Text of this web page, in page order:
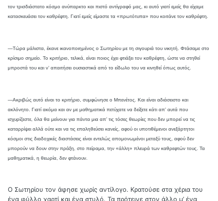
τον τρισδιάστατο κόσμο ανύπαρκτο και πιστό αντίγραφό μας, κι αυτό γιατί εμείς θα είχαμε
κατασκευάσει τον καθρέφτη. Γιατί εμείς είμαστε τα «πρωτότυπα» που κοιτάνε τον καθρέφτη.
—Τώρα μάλιστα, έκανε ικανοποιημένος ο Σωτηρίου με τη σιγουριά του νικητή. Φτάσαμε στο
κρίσιμο σημείο. Το κριτήριο, τελικά, είναι ποιος έχει φτιάξει τον καθρέφτη, ώστε να στηθεί
μπροστά του και ν’ απαιτήσει ουσιαστικά από το είδωλο του να κινηθεί όπως αυτός.
—Ακριβώς αυτό είναι το κριτήριο, συμφώνησε ο Μπενέτος. Και είναι αδιάσειστο και
ακλόνητο. Γιατί ακόμα και αν με μαθηματικά πετύχατε να δείξετε κάτι απ’ αυτά που
ισχυρίζεστε, όλα θα μείνουν για πάντα μια απ’ τις τόσες θεωρίες που δεν μπορεί να τις
καταρρίψει αλλά ούτε και να τις επαληθεύσει κανείς, αφού οι υποτιθέμενοι ανεξάρτητοι
κόσμοι στις διαδοχικές διαστάσεις είναι εντελώς απομονωμένοι μεταξύ τους, αφού δεν
μπορούν να δουν στην πράξη, στο πείραμα, την «άλλη» πλευρά των καθρεφτών τους. Τα
μαθηματικά, η θεωρία, δεν φτάνουν.
Ο Σωτηρίου τον άφησε χωρίς αντίλογο. Κρατούσε στα χέρια του
ένα φύλλο χαρτί και ένα στυλό. Τα πρότεινε στον άλλο μ’ ένα